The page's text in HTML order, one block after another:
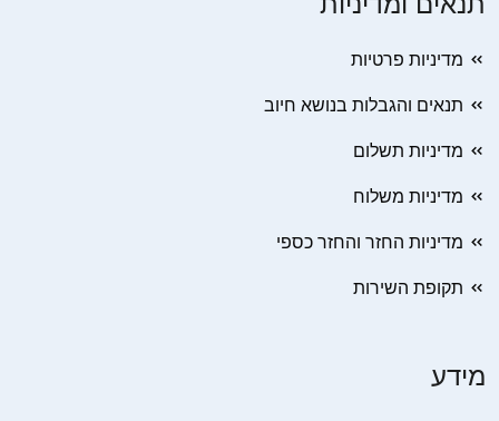
מדיניות פרטיות
תנאים והגבלות בנושא חיוב
מדיניות תשלום
מדיניות משלוח
מדיניות החזר והחזר כספי
תקופת השירות
מידע